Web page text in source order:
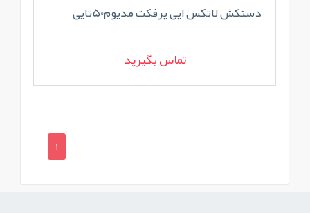
دستکش لاتکس اپی پرفکت مدیوم50تایی
تماس بگیرید
1